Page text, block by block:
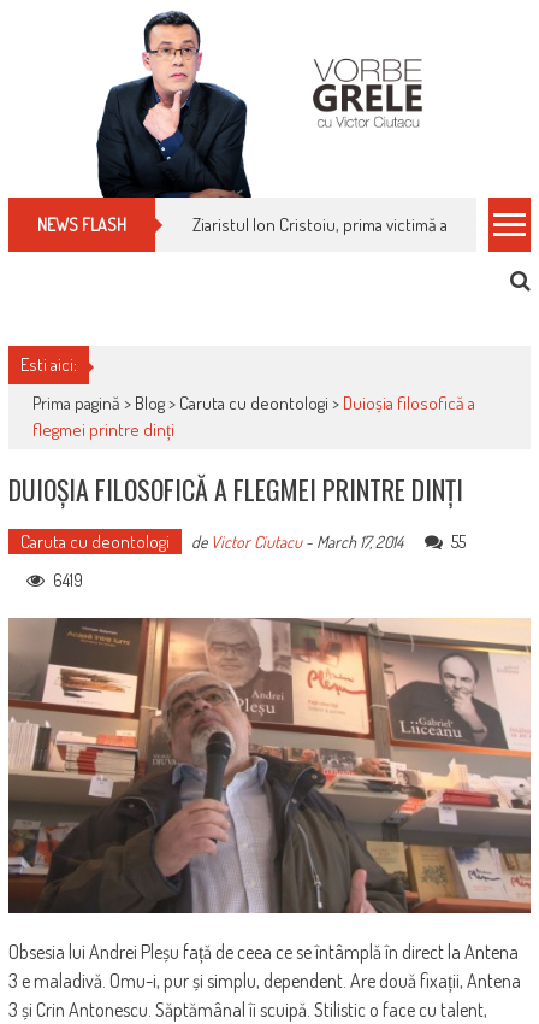
NEWS FLASH Ziaristul Ion Cristoiu, prima victimă a noi
Esti aici:
Prima pagină > Blog> Caruta cu deontologi > Duioșia filosofică a
flegmei printre dinți
DUIOȘIA FILOSOFICĂ A FLEGMEI PRINTRE DINȚI
Caruta cu deontologi de Victor Ciutacu- March 17, 2014
55
6419
Obsesia lui Andrei Pleșu față de ceea ce se întâmplă în direct la Antena
3 e maladivă. Omu-i, pur și simplu, dependent. Are două fixații, Antena
3 și Crin Antonescu. Săptămânal îi scuipă. Stilistic o face cu talent,